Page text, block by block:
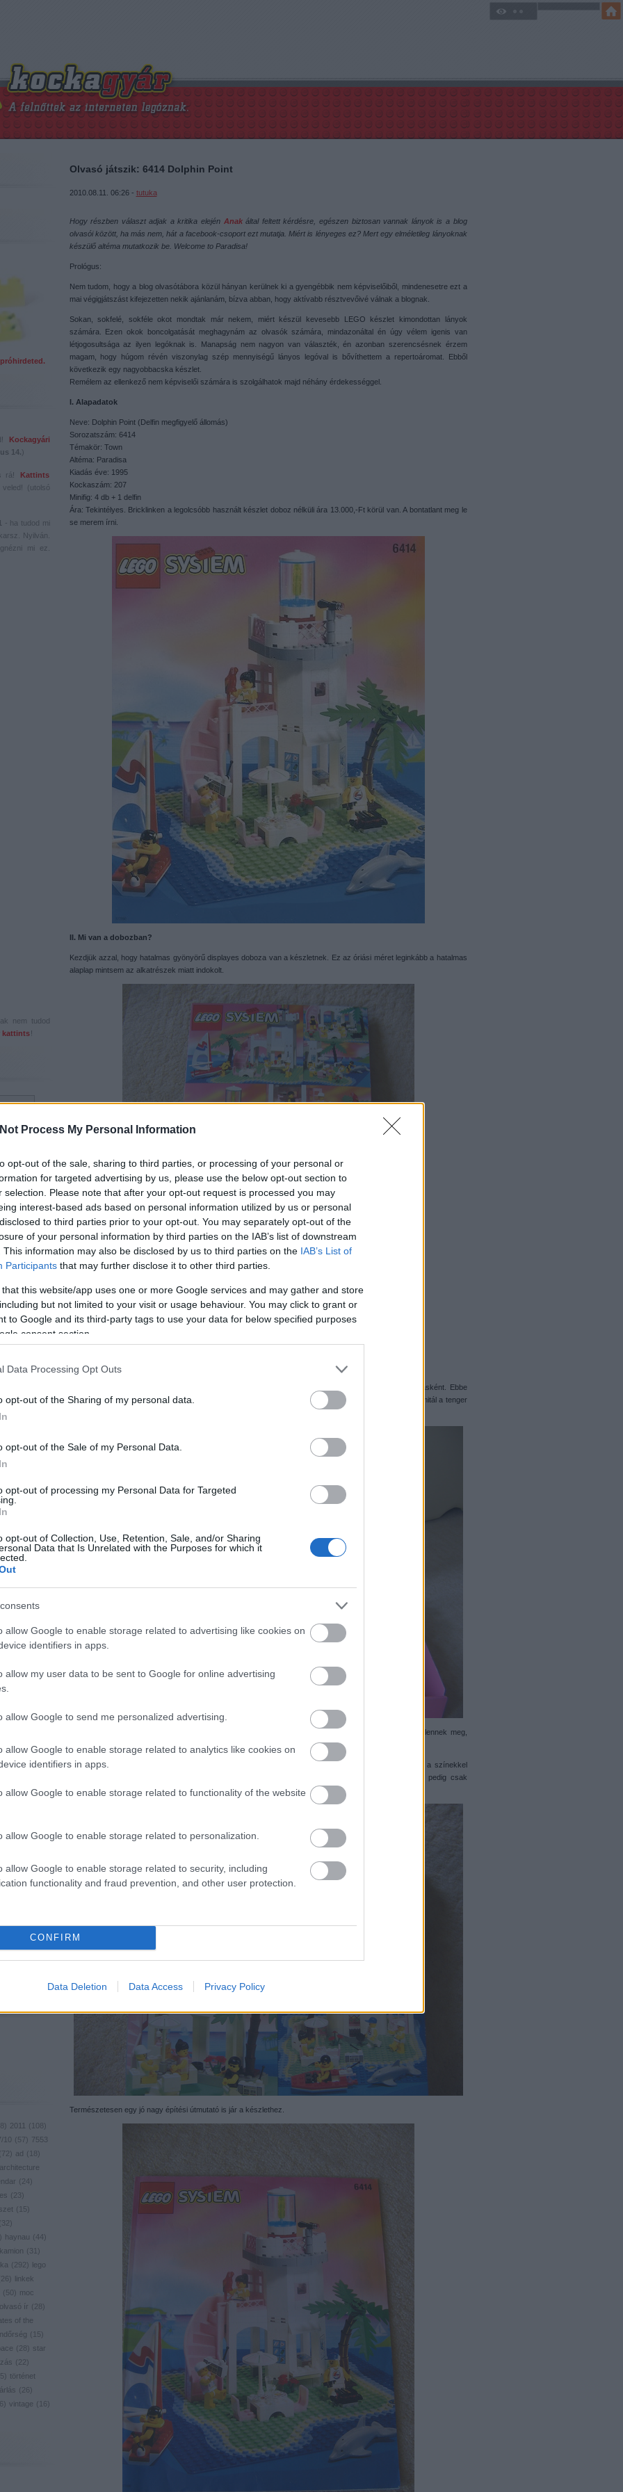
Process My Personal Information
opt-out of the sale, sharing to third parties, or processing of your personal or
for targeted advertising by us, please use the below opt-out section to
selection. Please note that after your opt-out request is processed you may
interest-based ads based on personal information utilized by us or personal
to third parties prior to your opt-out. You may separately opt-out of the
of your personal information by third parties on the IAB’s list of downstream
This information may also be disclosed by us to third parties on the IAB’s List of
Participants that may further disclose it to other third parties.
that this website/app uses one or more Google services and may gather and store
but not limited to your visit or usage behaviour. You may click to grant or
to Google and its third-party tags to use your data for below specified purposes
consent section.
Data Processing Opt Outs
opt-out of the Sharing of my personal data.
opt-out of the Sale of my Personal Data.
opt-out of processing my Personal Data for Targeted
opt-out of Collection, Use, Retention, Sale, and/or Sharing
Data that Is Unrelated with the Purposes for which it
allow Google to enable storage related to advertising like cookies on
identifiers in apps.
allow my user data to be sent to Google for online advertising
allow Google to send me personalized advertising.
allow Google to enable storage related to analytics like cookies on
identifiers in apps.
allow Google to enable storage related to functionality of the website
allow Google to enable storage related to personalization.
allow Google to enable storage related to security, including
functionality and fraud prevention, and other user protection.
CONFIRM
Data Deletion Data Access Privacy Policy
Kockagyári
14.)
rá!
Kattints
(utolsó
- ha tudod mi
Nyilván.
mi ez.
nem tudod
kattints !
árak
most ilyen
05:23
inkább
Végigjátszás:
és
használtan
7636
a
17:50
) 2011 ( 108 )
10 ( 57) 7553
72) ad ( 18 )
architecture
( 24)
( 23)
( 15)
32)
) haynau ( 44)
kamion ( 31
)
( 292)
lego
26 )
linkek
( 50) moc
olvasó ír ( 28 )
of the
( 15)
( 28 ) star
( 22)
15) történet
( 26 )
) vintage ( 16 )
Olvasó játszik: 6414 Dolphin Point
2010.08.11. 06:26 - tutuka
Hogy részben választ adjak a kritika elején Anakáltal feltett kérdésre, egészen biztosan vannak lányok is a blog
olvasói között, ha más nem, hát a facebook-csoport ezt mutatja. Miért is lényeges ez? Mert egy elméletileg lányoknak
készülő altéma mutatkozik be. Welcome to Paradisa!
Prológus:
Nem tudom, hogy a blog olvasótábora közül hányan kerülnek ki a gyengébbik nem képviselőiből, mindenesetre ezt a
mai végigjátszást kifejezetten nekik ajánlanám, bízva abban, hogy aktívabb résztvevőivé válnak a blognak.
Sokan, sokfelé, sokféle okot mondtak már nekem, miért készül kevesebb LEGO készlet kimondottan lányok
számára. Ezen okok boncolgatását meghagynám az olvasók számára, mindazonáltal én úgy vélem igenis van
létjogosultsága az ilyen legóknak is. Manapság nem nagyon van választék, én azonban szerencsésnek érzem
magam, hogy húgom révén viszonylag szép mennyiségű lányos legóval is bővíthettem a repertoáromat. Ebből
következik egy nagyobbacska készlet.
Remélem az ellenkező nem képviselői számára is szolgálhatok majd néhány érdekességgel.
I. Alapadatok
Neve: Dolphin Point (Delfin megfigyelő állomás)
Sorozatszám: 6414
Témakör: Town
Altéma: Paradisa
Kiadás éve: 1995
Kockaszám: 207
Minifig: 4 db + 1 delfin
Ára: Tekintélyes. Bricklinken a legolcsóbb használt készlet doboz nélküli ára 13.000,-Ft körül van. A bontatlant meg le
se merem írni.
II. Mi van a dobozban?
Kezdjük azzal, hogy hatalmas gyönyörű displayes doboza van a készletnek. Ez az óriási méret leginkább a hatalmas
alaplap mintsem az alkatrészek miatt indokolt.
Annak idején az ekkora méretű dobozokat papírtálcás megoldással merevítették, s nincs ez itt se másként. Ebbe
kerültek bele az elemeket tartalmazó zacskók, valamint az óriási alaplap, melynek mintája egy szigetet imitál a tenger
A felhajtható fedlap belső oldalán egy fotósorozatot találunk, melyen keresztül különböző életképek jelennek meg,
hogy miről is szól eme készlet.
A doboz és úgy általában az altéma főbb elemeinek uralkodó színe a rózsaszín és a fehér. Habár már a színekkel
predesztinálnak minket, nincs az sehol sem kőbe vésve, hogy egy srác csak sötétkék egy leány pedig csak
rózsaszínű dolgokkal foglalkozhat, építhet.
Természetesen egy jó nagy építési útmutató is jár a készlethez.